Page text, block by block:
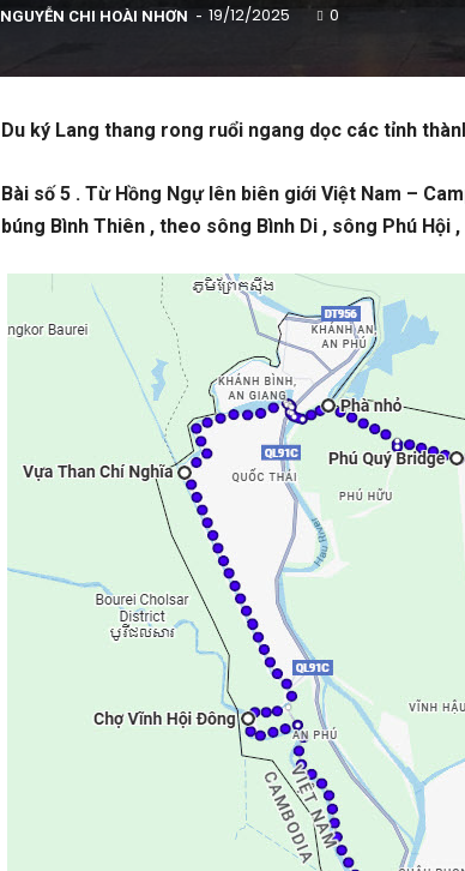
NGUYỄN CHI HOÀI NHƠN - 19/12/2025 0
Du ký Lang thang rong ruổi ngang dọc các tỉnh
Bài số 5 . Từ Hồng Ngự lên biên giới Việt Nam –
búng Bình Thiên , theo sông Bình Di , sông Phú Hội